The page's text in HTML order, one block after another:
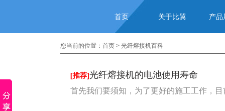
首页 关于比翼 产品
您当前的位置： 首页 > 光纤熔接机百科
[推荐]光纤熔接机的电池使用寿命
首先我们要须知，为了更好的施工工作，